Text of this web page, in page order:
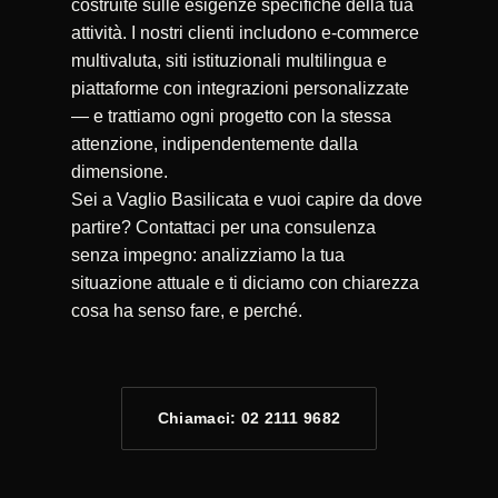
costruite sulle esigenze specifiche della tua
attività. I nostri clienti includono e-commerce
multivaluta, siti istituzionali multilingua e
piattaforme con integrazioni personalizzate
— e trattiamo ogni progetto con la stessa
attenzione, indipendentemente dalla
dimensione.
Sei a Vaglio Basilicata e vuoi capire da dove
partire? Contattaci per una consulenza
senza impegno: analizziamo la tua
situazione attuale e ti diciamo con chiarezza
cosa ha senso fare, e perché.
Chiamaci: 02 2111 9682